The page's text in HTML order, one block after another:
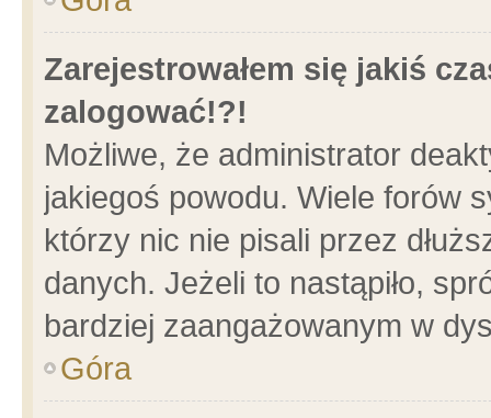
Zarejestrowałem się jakiś
zalogować!?!
Możliwe, że administrator
jakiegoś powodu. Wiele forów
którzy nic nie pisali przez
danych. Jeżeli to nastąpiło,
bardziej zaangażowanym w
Góra